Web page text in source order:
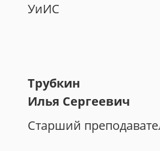
УиИС
Трубкин
Илья Сергеевич
Старший